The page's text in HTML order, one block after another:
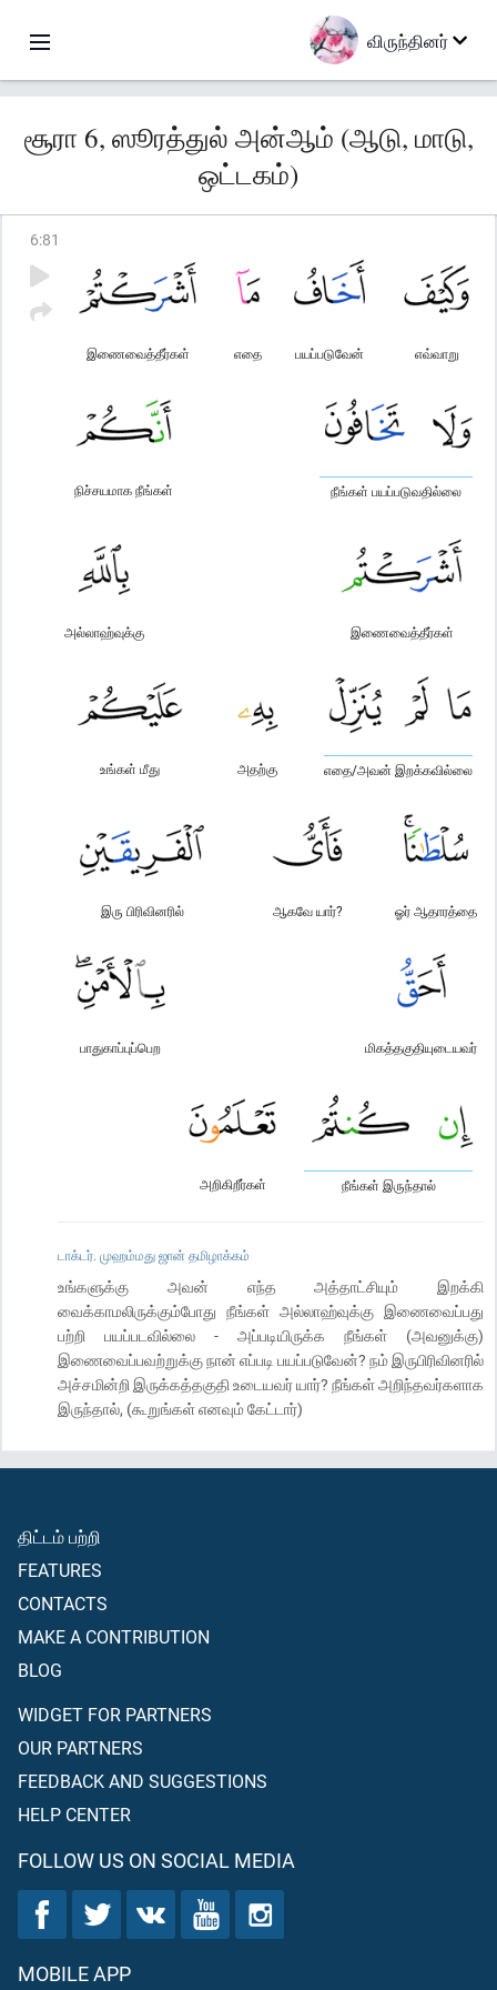
விருந்தினர்
சூரா 6, ஸூரத்துல் அன்ஆம் (ஆடு, மாடு,
ஒட்டகம்)
6:81
எவ்வாறு
பயப்படுவேன்
எதை
இணைவைத்தீர்கள்
நீங்கள் பயப்படுவதில்லை
நிச்சயமாக நீங்கள்
இணைவைத்தீர்கள்
அல்லாஹ்வுக்கு
எதை/அவன் இறக்கவில்லை
அதற்கு
உங்கள் மீது
ஓர் ஆதாரத்தை
ஆகவே யார்?
இரு பிரிவினரில்
மிகத்தகுதியுடையவர்
பாதுகாப்புப்பெற
நீங்கள் இருந்தால்
அறிகிறீர்கள்
டாக்டர். முஹம்மது ஜான் தமிழாக்கம்
உங்களுக்கு அவன் எந்த அத்தாட்சியும் இறக்கி
வைக்காமலிருக்கும்போது நீங்கள் அல்லாஹ்வுக்கு இணைவைப்பது
பற்றி பயப்படவில்லை - அப்படியிருக்க நீங்கள் (அவனுக்கு)
இணைவைப்பவற்றுக்கு நான் எப்படி பயப்படுவேன்? நம் இருபிரிவினரில்
அச்சமின்றி இருக்கத்தகுதி உடையவர் யார்? நீங்கள் அறிந்தவர்களாக
இருந்தால், (கூறுங்கள் எனவும் கேட்டார்)
திட்டம் பற்றி
FEATURES
CONTACTS
MAKE A CONTRIBUTION
BLOG
WIDGET FOR PARTNERS
OUR PARTNERS
FEEDBACK AND SUGGESTIONS
HELP CENTER
FOLLOW US ON SOCIAL MEDIA
MOBILE APP